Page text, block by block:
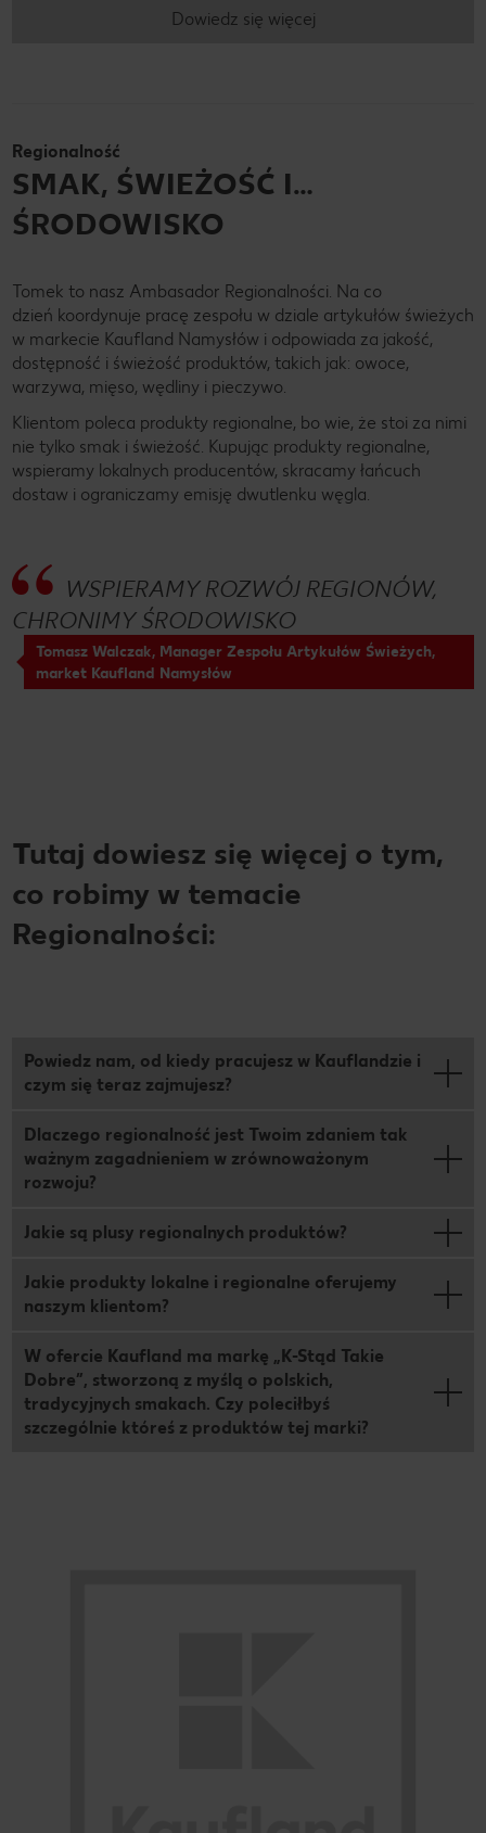
Dowiedz się więcej
Regionalność
SMAK, ŚWIEŻOŚĆ I…
ŚRODOWISKO
Tomek to nasz Ambasador Regionalności. Na co
dzień koordynuje pracę zespołu w dziale artykułów świeżych
w markecie Kaufland Namysłów i odpowiada za jakość,
dostępność i świeżość produktów, takich jak: owoce,
warzywa, mięso, wędliny i pieczywo.
Klientom poleca produkty regionalne, bo wie, że stoi za nimi
nie tylko smak i świeżość. Kupując produkty regionalne,
wspieramy lokalnych producentów, skracamy łańcuch
dostaw i ograniczamy emisję dwutlenku węgla.
WSPIERAMY ROZWÓJ REGIONÓW,
CHRONIMY ŚRODOWISKO
Tomasz Walczak, Manager Zespołu Artykułów Świeżych,
market Kaufland Namysłów
Tutaj dowiesz się więcej o tym,
co robimy w temacie
Regionalności:
Powiedz nam, od kiedy pracujesz w Kauflandzie i
czym się teraz zajmujesz?
Dlaczego regionalność jest Twoim zdaniem tak
ważnym zagadnieniem w zrównoważonym
rozwoju?
Jakie są plusy regionalnych produktów?
Jakie produkty lokalne i regionalne oferujemy
naszym klientom?
W ofercie Kaufland ma markę „K-Stąd Takie
Dobre”, stworzoną z myślą o polskich,
tradycyjnych smakach. Czy poleciłbyś
szczególnie któreś z produktów tej marki?